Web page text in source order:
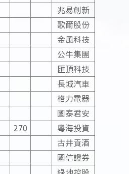
兆易創新
歌爾股份
金風科技
公牛集團
匯頂科技
長城汽車
格力電器
國泰君安
270
粵海投資
古井貢酒
國信證券
綠地控股